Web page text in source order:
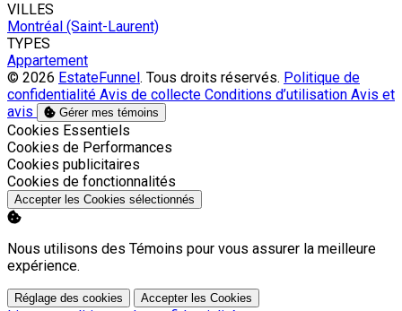
VILLES
Montréal (Saint-Laurent)
TYPES
Appartement
© 2026 EstateFunnel. Tous droits réservés. Politique de
confidentialité Avis de collecte Conditions d’utilisation Avis et
avis
Gérer mes témoins
Activer
Cookies Essentiels
Activer
Cookies de Performances
Activer
Cookies publicitaires
Activer
Cookies de fonctionnalités
Accepter les Cookies sélectionnés
Nous utilisons des Témoins pour vous assurer la meilleure
expérience.
Réglage des cookies Accepter les Cookies